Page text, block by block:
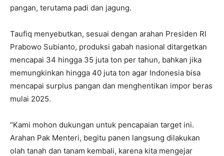
pangan, terutama padi dan jagung.
Taufiq menyebutkan, sesuai dengan arahan Presiden RI
Prabowo Subianto, produksi gabah nasional ditargetkan
mencapai 34 hingga 35 juta ton per tahun, bahkan jika
memungkinkan hingga 40 juta ton agar Indonesia bisa
mencapai surplus pangan dan menghentikan impor beras
mulai 2025.
“Kami mohon dukungan untuk pencapaian target ini.
Arahan Pak Menteri, begitu panen langsung dilakukan
olah tanah dan tanam kembali, karena kita mengejar